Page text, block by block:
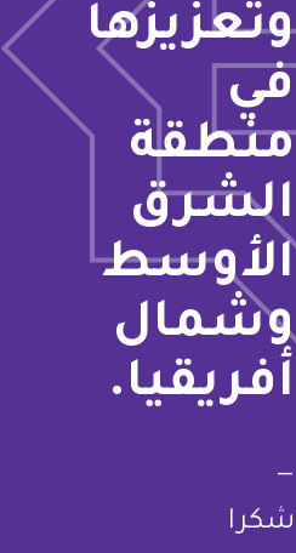
وتعزيزها
في
منطقة
الشرق
الأوسط
وشمال
أفريقيا.
—
شكرا